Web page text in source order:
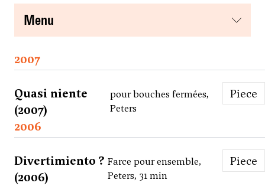
menu
2007
Quasi niente
(2007)
pour bouches fermées,
Peters
Piece
2006
Divertimiento ?
(2006)
Farce pour ensemble,
Peters, 31 min
Piece